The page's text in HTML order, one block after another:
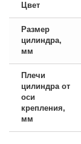
Цвет
Размер
цилиндра,
мм
Плечи
цилиндра от
оси
крепления,
мм